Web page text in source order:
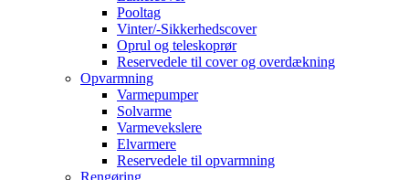
Pooltag
Vinter/-Sikkerhedscover
Oprul og teleskoprør
Reservedele til cover og overdækning
Opvarmning
Varmepumper
Solvarme
Varmevekslere
Elvarmere
Reservedele til opvarmning
Rengøring